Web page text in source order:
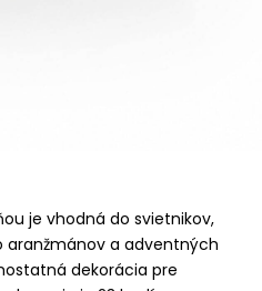
je vhodná do svietnikov,
aranžmánov a adventných
dekorácia pre